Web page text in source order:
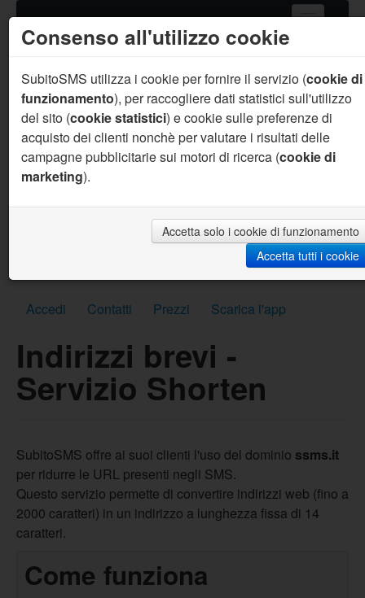
Home
Servizi SMS
Gateway SMS
Acquista SMS
Aiuto
Sei un programmatore ?
personalizzate, SMS per sviluppo gratuiti e molto
Accedi Contatti Prezzi Scarica l'app
Consenso all'utilizzo cookie
SubitoSMS utilizza i cookie per fornire il servizio (cookie di
funzionamento), per raccogliere dati statistici sull'utilizzo
del sito (cookie statistici) e cookie sulle preferenze di
acquisto dei clienti nonchè per valutare i risultati delle
campagne pubblicitarie sui motori di ricerca (cookie di
marketing).
Accetta solo i cookie di funzionamento
Accetta tutti i cookie
Indirizzi brevi -
Servizio Shorten
SubitoSMS offre ai suoi clienti l'uso del dominio ssms.it
per ridurre le URL presenti negli SMS.
Questo servizio permette di convertire indirizzi web (fino a
2000 caratteri) in un indirizzo a lunghezza fissa di 14
caratteri.
Come funziona